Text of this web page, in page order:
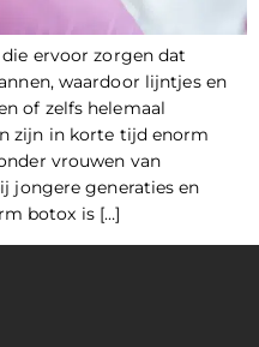
ervoor zorgen dat
waardoor lijntjes en
of zelfs helemaal
zijn in korte tijd enorm
vrouwen van
jongere generaties en
botox is […]